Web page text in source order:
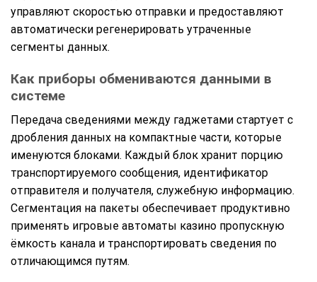
управляют скоростью отправки и предоставляют
автоматически регенерировать утраченные
сегменты данных.
Как приборы обмениваются данными в
системе
Передача сведениями между гаджетами стартует с
дробления данных на компактные части, которые
именуются блоками. Каждый блок хранит порцию
транспортируемого сообщения, идентификатор
отправителя и получателя, служебную информацию.
Сегментация на пакеты обеспечивает продуктивно
применять игровые автоматы казино пропускную
ёмкость канала и транспортировать сведения по
отличающимся путям.